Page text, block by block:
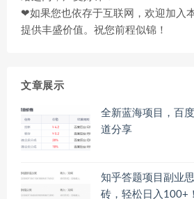
❤如果您也依存于互联网，欢迎加入
提供丰盛价值。祝您前程似锦！
文章展示
全新蓝海项目，百
道分享
知乎答题项目副业
砖，轻松日入100+！